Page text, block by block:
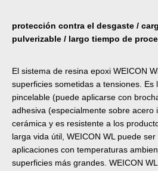
protección contra el desgaste /
pulverizable / largo tiempo de
El sistema de resina epoxi WEICON
superficies sometidas a tensiones. Es
pincelable (puede aplicarse con
adhesiva (especialmente sobre acero
cerámica y es resistente a los
larga vida útil, WEICON WL puede
aplicaciones con temperaturas
superficies más grandes. WEICON